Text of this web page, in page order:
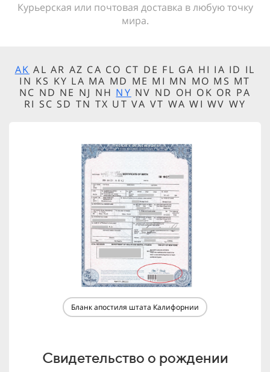
Курьерская или почтовая доставка в любую точку
мира.
AK AL AR AZ CA CO CT DE FL GA HI IA ID IL
IN KS KY LA MA MD ME MI MN MO MS MT
NC ND NE NJ NH NY NV ND OH OK OR PA
RI SC SD TN TX UT VA VT WA WI WV WY
Бланк апостиля штата Калифорнии
Свидетельство о рождении